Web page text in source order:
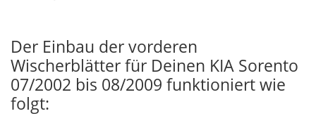
Der Einbau der vorderen
Wischerblätter für Deinen KIA Sorento
07/2002 bis 08/2009 funktioniert wie
folgt: